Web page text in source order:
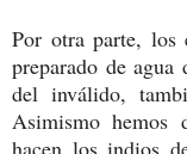
Por otra parte, los
preparado de
del inválido,
Asimismo hemos